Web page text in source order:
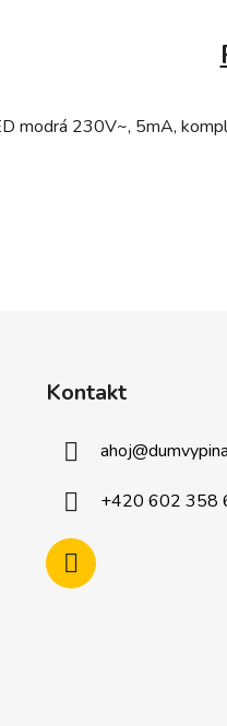
modrá 230V~, 5mA,
Kontakt
ahoj@
+420 602 358